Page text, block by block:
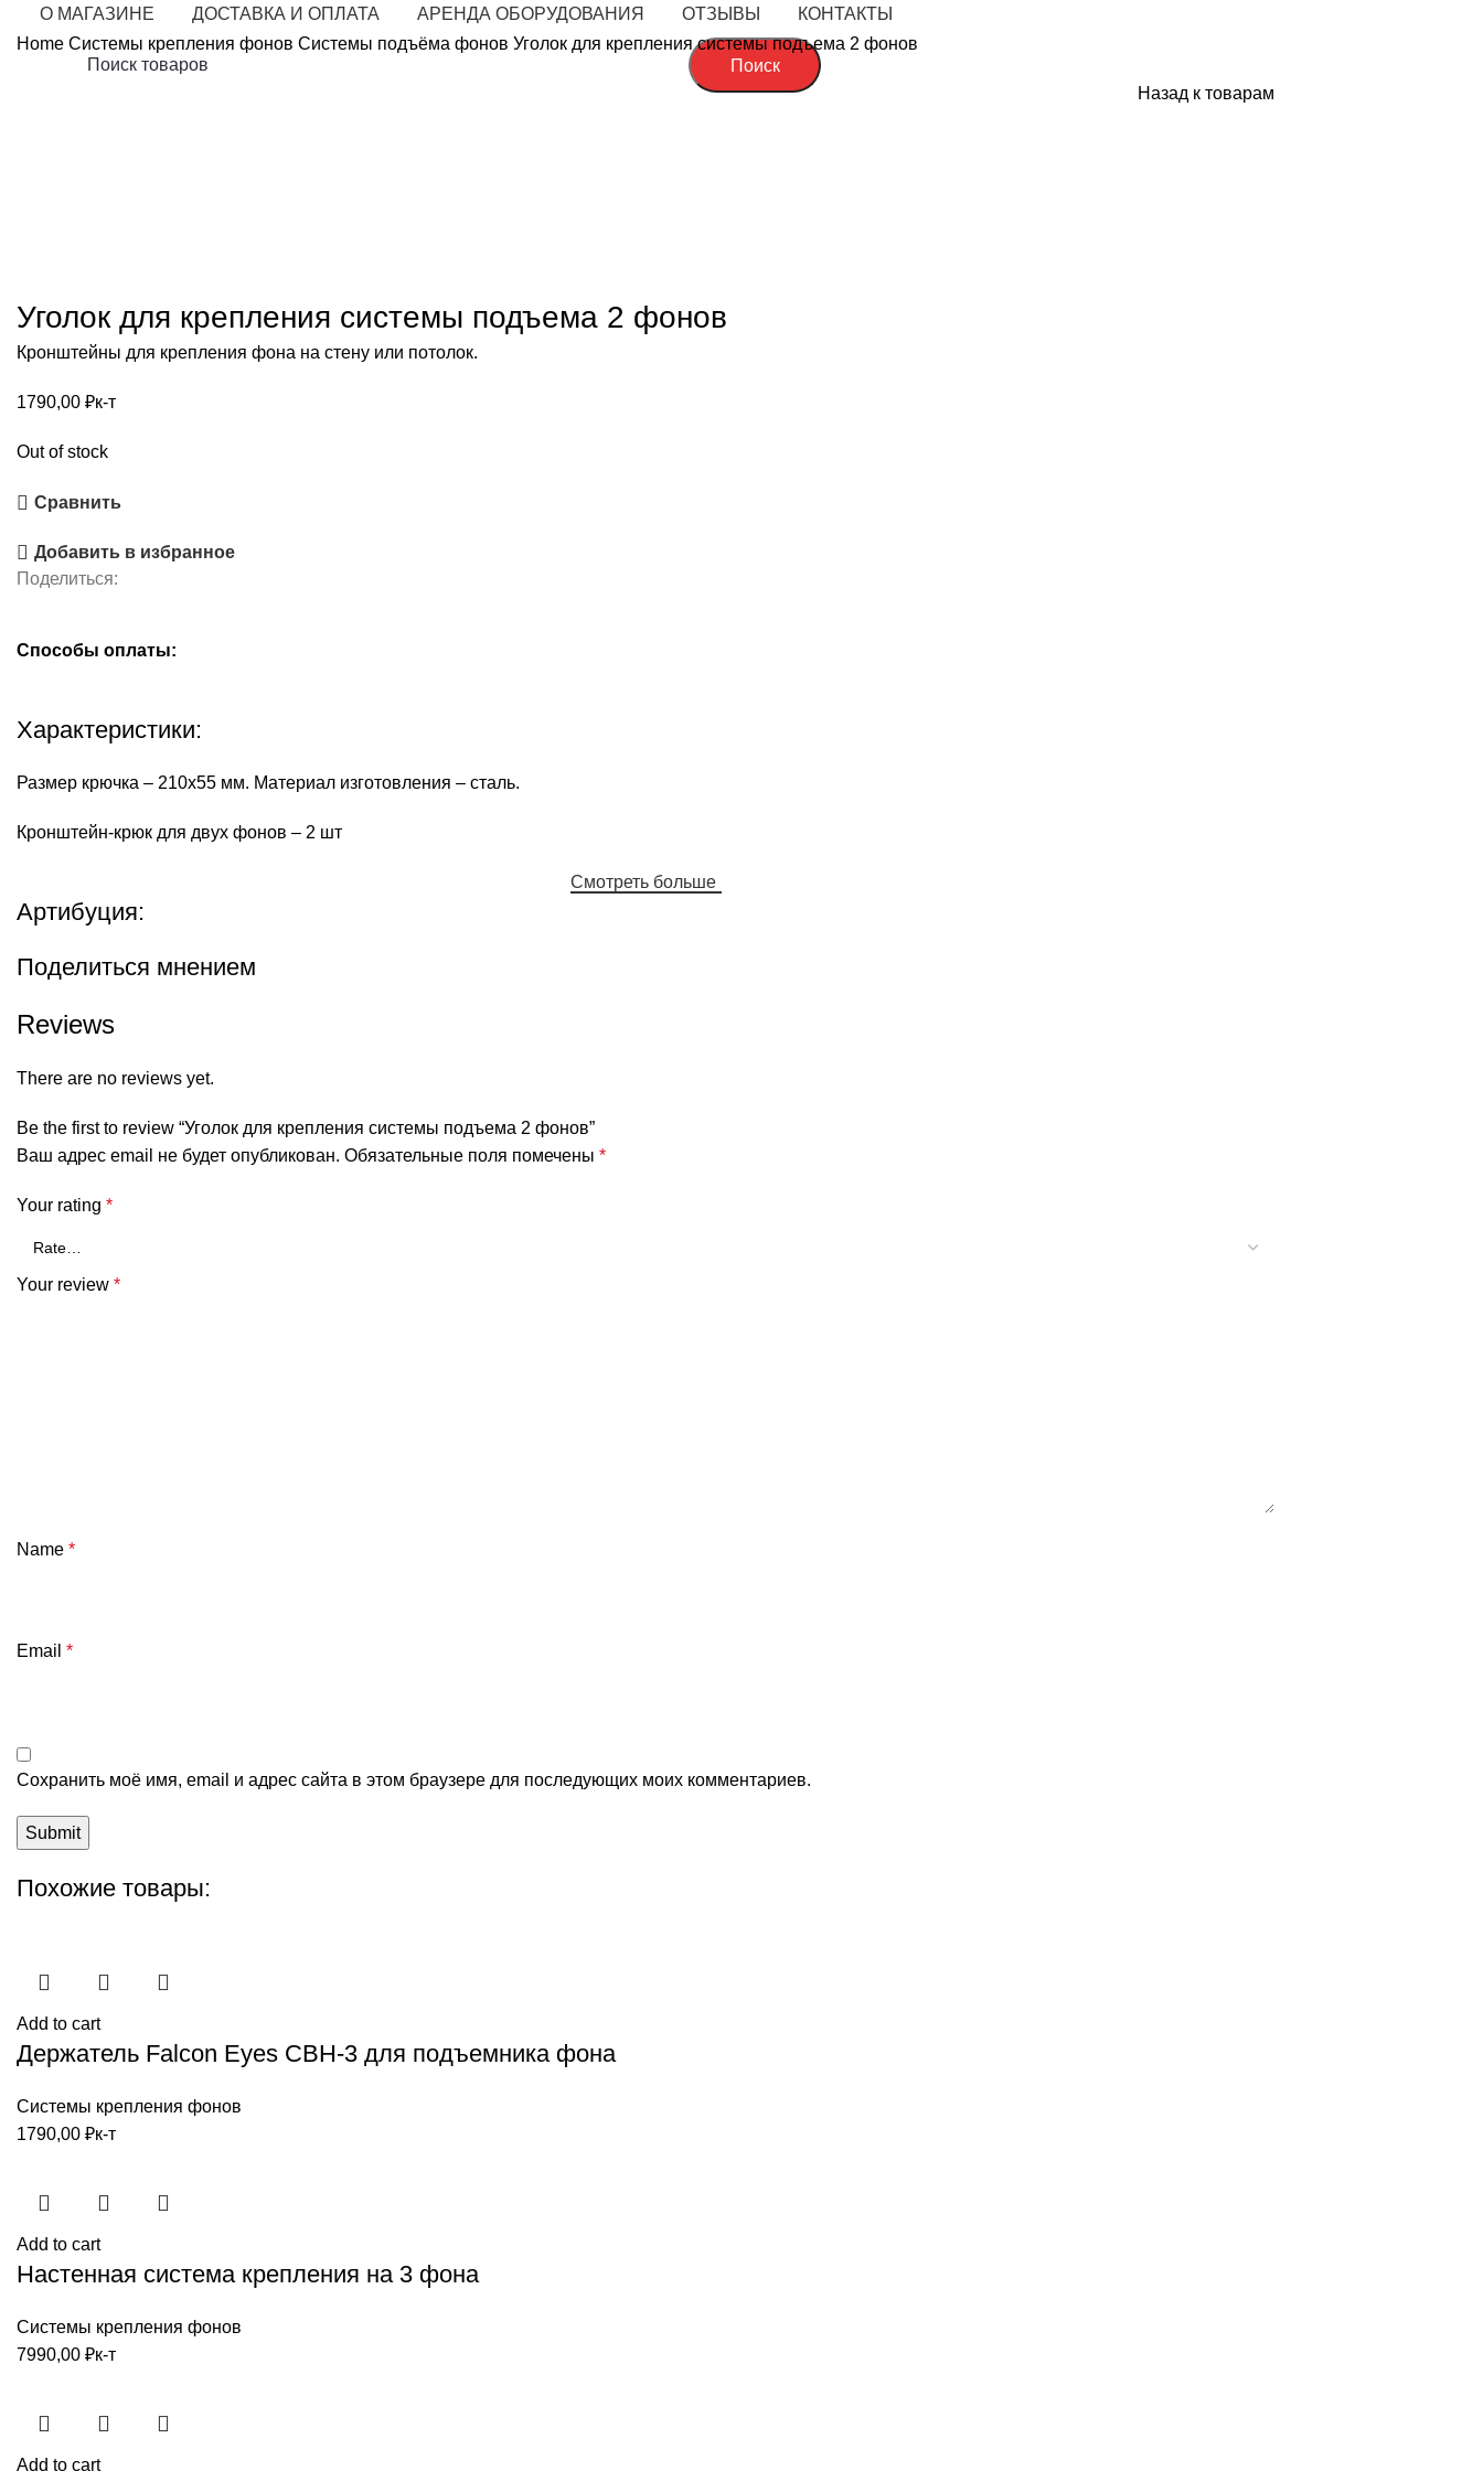
О МАГАЗИНЕ
ДОСТАВКА И ОПЛАТА АРЕНДА ОБОРУДОВАНИЯ ОТЗЫВЫ КОНТАКТЫ
Поиск
Home Системы крепления фонов Системы подъёма фонов Уголок для крепления системы подъема 2 фонов
Назад к товарам
Уголок для крепления системы подъема 2 фонов
Кронштейны для крепления фона на стену или потолок.
1790,00 ₽к-т
Out of stock
Сравнить
Добавить в избранное
Поделиться:
Способы оплаты:
Характеристики:
Размер крючка – 210х55 мм. Материал изготовления – сталь.
Кронштейн-крюк для двух фонов – 2 шт
Смотреть больше
Артибуция:
Поделиться мнением
Reviews
There are no reviews yet.
Be the first to review “Уголок для крепления системы подъема 2 фонов”
Ваш адрес email не будет опубликован. Обязательные поля помечены *
Your rating *
Your review *
Name *
Email *
Сохранить моё имя, email и адрес сайта в этом браузере для последующих моих комментариев.
Похожие товары:
Add to cart
Держатель Falcon Eyes CBH-3 для подъемника фона
Системы крепления фонов
1790,00 ₽к-т
Add to cart
Настенная система крепления на 3 фона
Системы крепления фонов
7990,00 ₽к-т
Add to cart